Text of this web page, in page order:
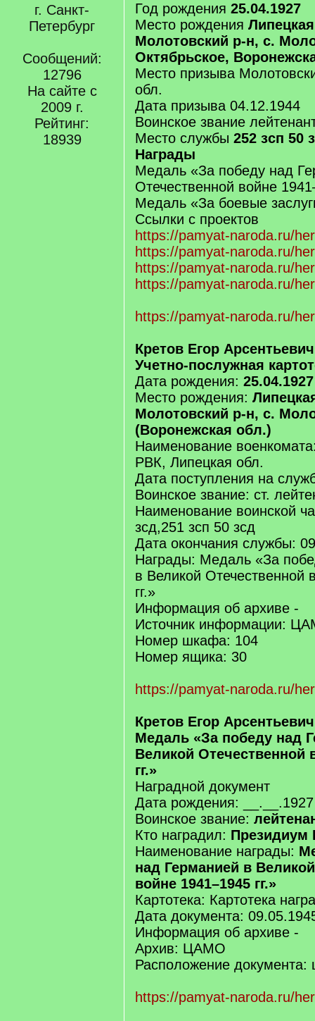
г. Санкт-
Петербург
Сообщений:
12796
На сайте с
2009 г.
Рейтинг:
18939
Год рождения 25.04.1927
Место рождения
Молотовский р-н, с.
Октябрьское,
Место призыва
обл.
Дата призыва 04.12.1944
Воинское звание
Место службы 252 зсп 50
Награды
Медаль «За победу над
Отечественной войне
Медаль «За боевые
Ссылки с проектов
https://pamyat-naroda.ru/
https://pamyat-naroda.ru/
https://pamyat-naroda.ru/
https://pamyat-naroda.ru/
https://pamyat-naroda.ru/
Кретов Егор Арсентьевич
Учетно-послужная
Дата рождения: 25.04.1927
Место рождения:
Молотовский р-н, с.
(Воронежская обл.)
Наименование
РВК, Липецкая обл.
Дата поступления на
Воинское звание: ст.
Наименование воинской
зсд,251 зсп 50 зсд
Дата окончания службы:
Награды: Медаль «За
в Великой Отечественной
гг.»
Информация об архиве -
Источник информации:
Номер шкафа: 104
Номер ящика: 30
https://pamyat-naroda.ru/
Кретов Егор Арсентьевич
Медаль «За победу над
Великой Отечественной
гг.»
Наградной документ
Дата рождения: __.__.1927
Воинское звание:
Кто наградил:
Наименование награды:
над Германией в
войне 1941–1945 гг.»
Картотека: Картотека
Дата документа:
Информация об архиве -
Архив: ЦАМО
Расположение
https://pamyat-naroda.ru/